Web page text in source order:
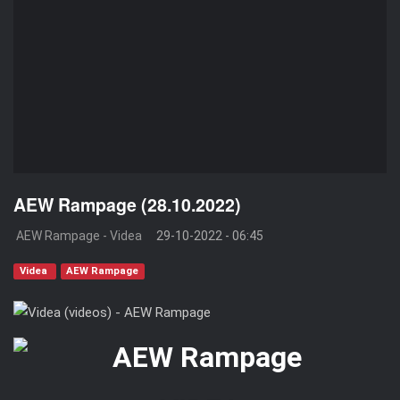
AEW Rampage (28.10.2022)
AEW Rampage - Videa 29-10-2022 - 06:45
Videa AEW Rampage